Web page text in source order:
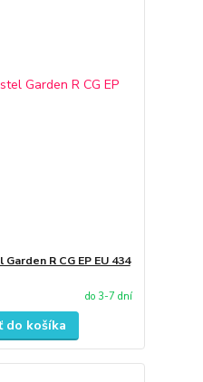
R CG EP EU 434
do 3-7 dní
do košíka